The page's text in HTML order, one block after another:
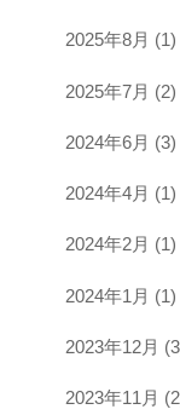
2025年8月 (1)
2025年7月 (2)
2024年6月 (3)
2024年4月 (1)
2024年2月 (1)
2024年1月 (1)
2023年12月
2023年11月